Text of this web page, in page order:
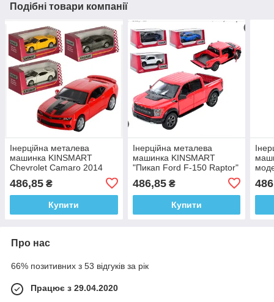
Подібні товари компанії
Інерційна металева
машинка KINSMART
Chevrolet Camaro 2014
486,85 ₴
Купити
Інерційна металева
машинка KINSMART
"Пикап Ford F-150 Raptor"
486,85₴
Купити
Про нас
66% позитивних з 53 відгуків за рік
Працює з 29.04.2020